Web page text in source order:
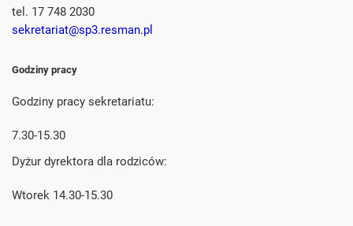
tel. 17 748 2030
sekretariat@sp3.resman.pl
Godziny pracy
Godziny pracy sekretariatu:
7.30-15.30
Dyżur dyrektora dla rodziców:
Wtorek 14.30-15.30